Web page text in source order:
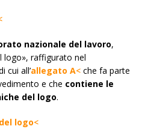
nazionale del lavoro,
logo», raffigurato nel
cui all’allegato A< che fa parte
e che contiene le
del logo.
logo<